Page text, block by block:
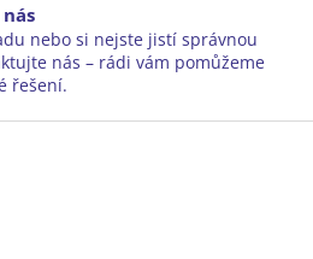
v
ý
p
s
nebo si nejste jistí správnou
nás – rádi vám pomůžeme
řešení.